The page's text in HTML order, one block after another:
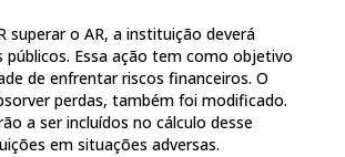
superar o AR, a instituição deverá
Essa ação tem como objetivo
de enfrentar riscos financeiros. O
perdas, também foi modificado.
a ser incluídos no cálculo desse
em situações adversas.